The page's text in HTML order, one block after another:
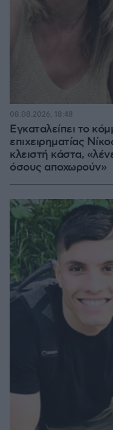
Εγκαταλείπει το
επιχειρηματίας
κλειστή κάστα,
όσους αποχωρούν»
08.08.2026, 18:48